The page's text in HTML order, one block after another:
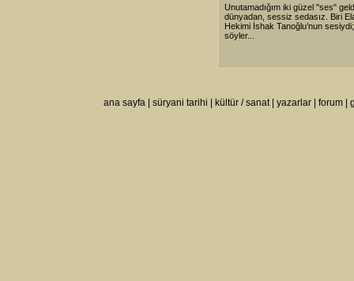
Unutamadığım iki güzel "ses"
dünyadan, sessiz sedasız. Biri
Hekimi İshak Tanoğlu’nun
söyler...
ana sayfa süryani tarihi kültür / sanat| yazarlar forum